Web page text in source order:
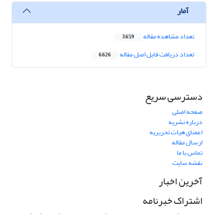
آمار
تعداد مشاهده مقاله 3,659
تعداد دریافت فایل اصل مقاله 6,626
دسترسی سریع
صفحه اصلی
درباره نشریه
اعضای هیات تحریریه
ارسال مقاله
تماس با ما
نقشه سایت
آخرین اخبار
اشتراک خبرنامه